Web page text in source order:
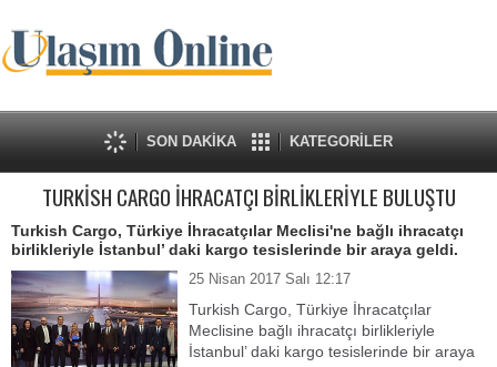
SON DAKİKA KATEGORİLER
TURKİSH CARGO İHRACATÇI BİRLİKLERİYLE BULUŞTU
Turkish Cargo, Türkiye İhracatçılar Meclisi'ne bağlı ihracatçı
birlikleriyle İstanbul’ daki kargo tesislerinde bir araya geldi.
25 Nisan 2017 Salı 12:17
Turkish Cargo, Türkiye İhracatçılar
Meclisine bağlı ihracatçı birlikleriyle
İstanbul’ daki kargo tesislerinde bir araya